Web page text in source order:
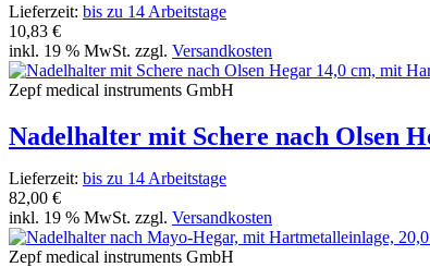
Lieferzeit: bis zu 14 Arbeitstage
10,83 €
inkl. 19 % MwSt. zzgl. Versandkosten
Zepf medical instruments GmbH
Nadelhalter mit Schere nach Olsen
Lieferzeit: bis zu 14 Arbeitstage
82,00 €
inkl. 19 % MwSt. zzgl. Versandkosten
Zepf medical instruments GmbH